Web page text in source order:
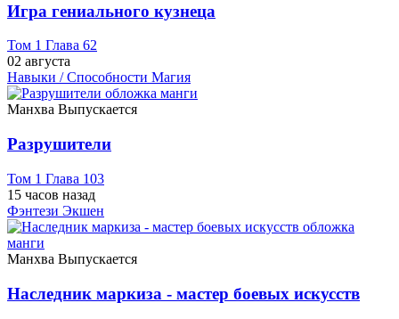
Игра гениального кузнеца
Том 1 Глава 62
02 августа
Навыки / Способности Магия
Манхва Выпускается
Разрушители
Том 1 Глава 103
15 часов назад
Фэнтези Экшен
Манхва Выпускается
Наследник маркиза - мастер боевых искусств